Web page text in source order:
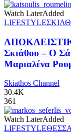
Watch LaterAdded
LIFESTYLE
Σκιάθου – Ο
Μαριαλένα
Skiathos Channel
30.4K
361
Watch LaterAdded
LIFESTYLE